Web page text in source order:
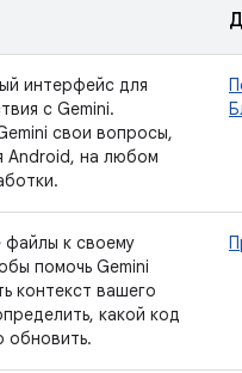
интерфейс для
с Gemini.
свои вопросы,
Android, на любом
файлы к своему
помочь Gemini
контекст вашего
какой код
обновить.